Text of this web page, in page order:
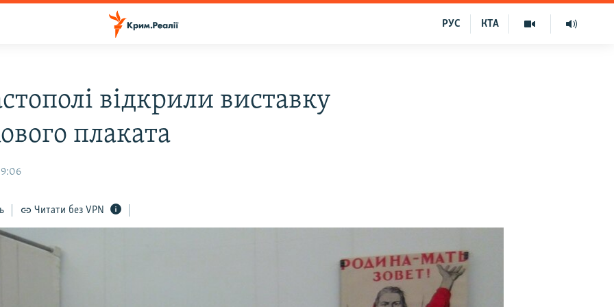
КТА
РУС
відкрили виставку
плаката
Читати без VPN